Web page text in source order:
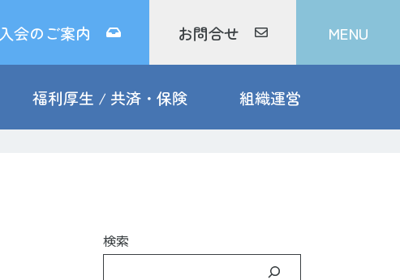
入会のご案内 お問合せ MENU
福利厚生 / 共済・保険 組織運営
検索